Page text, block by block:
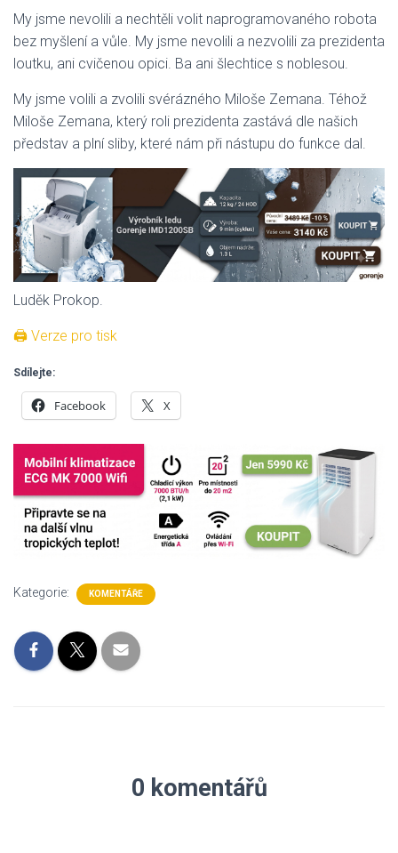
My jsme nevolili a nechtěli volit naprogramovaného robota
bez myšlení a vůle. My jsme nevolili a nezvolili za prezidenta
loutku, ani cvičenou opici. Ba ani šlechtice s noblesou.
My jsme volili a zvolili svérázného Miloše Zemana. Téhož
Miloše Zemana, který roli prezidenta zastává dle našich
představ a plní sliby, které nám při nástupu do funkce dal.
Luděk Prokop.
🖨 Verze pro tisk
Sdílejte:
Facebook X
Kategorie: KOMENTÁŘE
0 komentářů